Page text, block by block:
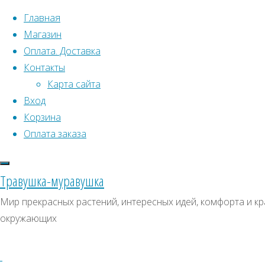
Перейти к содержимому
Главная
Магазин
Оплата. Доставка
Контакты
Карта сайта
Вход
Корзина
Оплата заказа
Травушка-муравушка
Мир прекрасных растений, интересных идей, комфорта и
окружающих
Что искать:
Поиск
"Буйство
цвета"
1д0040
Искать:
СКИДКИ, АКЦИИ
Категории магазина